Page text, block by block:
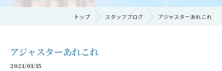
トップ スタッフブログ アジャスターあれこれ
アジャスターあれこれ
2021/01/15